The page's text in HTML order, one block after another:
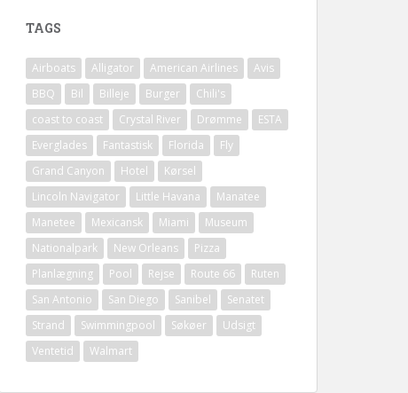
TAGS
Airboats Alligator American Airlines
Avis
BBQ
Bil Billeje Burger
Chili's
coast to coast
Crystal River Drømme
ESTA
Everglades
Fantastisk Florida
Fly
Grand Canyon
Hotel
Kørsel
Lincoln Navigator
Little Havana
Manatee
Manetee
Mexicansk Miami
Museum
Nationalpark
New Orleans
Pizza
Planlægning
Pool Rejse Route 66
Ruten
San Antonio
San Diego Sanibel
Senatet
Strand
Swimmingpool Søkøer
Udsigt
Ventetid
Walmart